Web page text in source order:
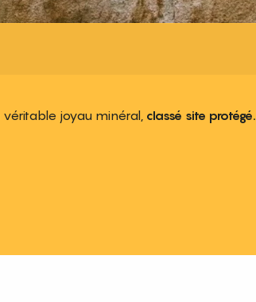
véritable joyau minéral, classé site protégé.